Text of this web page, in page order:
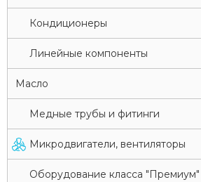
Кондиционеры
Линейные компоненты
Масло
Медные трубы и фитинги
Микродвигатели, вентиляторы
Оборудование класса "Премиум"